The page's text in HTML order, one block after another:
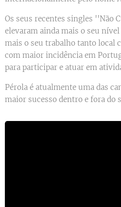
Os seus recentes singles ''Não
elevaram ainda mais o seu
mais o seu trabalho tanto local
com maior incidência em
para participar e atuar em
Pérola é atualmente uma das
maior sucesso dentro e fora do